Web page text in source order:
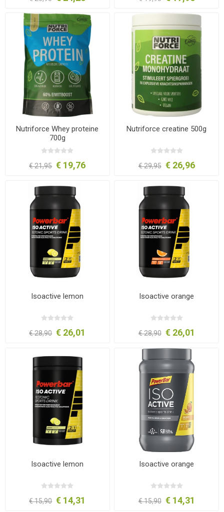
Nutriforce Whey proteine
700g
€ 21,95 € 19,76
Nutriforce creatine 500g
€ 29,95 € 26,96
Isoactive lemon
€ 28,90 € 26,01
Isoactive orange
€ 28,90 € 26,01
Isoactive lemon
€ 15,90 € 14,31
Isoactive orange
€ 15,90 € 14,31